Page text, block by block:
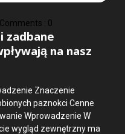
Comments : 0
zadbane
na nasz
Znaczenie
paznokci Cenne
Wprowadzenie W
wygląd zewnętrzny ma